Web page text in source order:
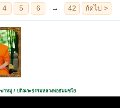
ฆ่าหมู่ / ปกิณกะธรรมหลวงพ่อธัมมชโย